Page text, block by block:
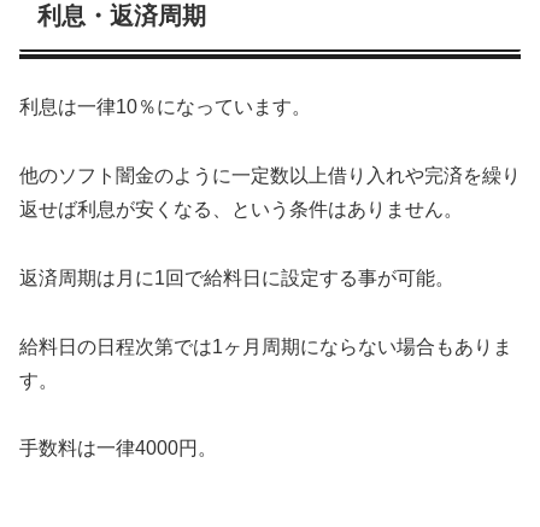
利息・返済周期
利息は一律10％になっています。
他のソフト闇金のように一定数以上借り入れや完済を繰り
返せば利息が安くなる、という条件はありません。
返済周期は月に1回で給料日に設定する事が可能。
給料日の日程次第では1ヶ月周期にならない場合もありま
す。
手数料は一律4000円。